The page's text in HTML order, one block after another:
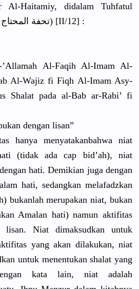
Al-Haitamiy, didalam Tuhfatul
Muhtaj (تحفة المحتاج بشرح المنهاج) [II/12] :
h Al-Faqih Al-Imam Al-
Al-Wajiz fi Fiqh Al-Imam Asy-
Shalat pada al-Bab ar-Rabi’ fi
dengan lisan”
hanya menyatakanbahwa niat
(tidak ada cap bid’ah), niat
hati. Demikian juga dengan
hati, sedangkan melafadzkan
bukanlah merupakan niat, bukan
Amalan hati) namun aktifitas
Niat dimaksudkan untuk
yang akan dilakukan, niat
n untuk menentukan shalat yang
kata lain, niat adalah